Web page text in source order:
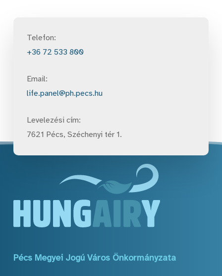
Telefon:
+36 72 533 800
Email:
life.panel@ph.pecs.hu
Levelezési cím:
7621 Pécs, Széchenyi tér 1.
Pécs Megyei Jogú Város Önkormányzata